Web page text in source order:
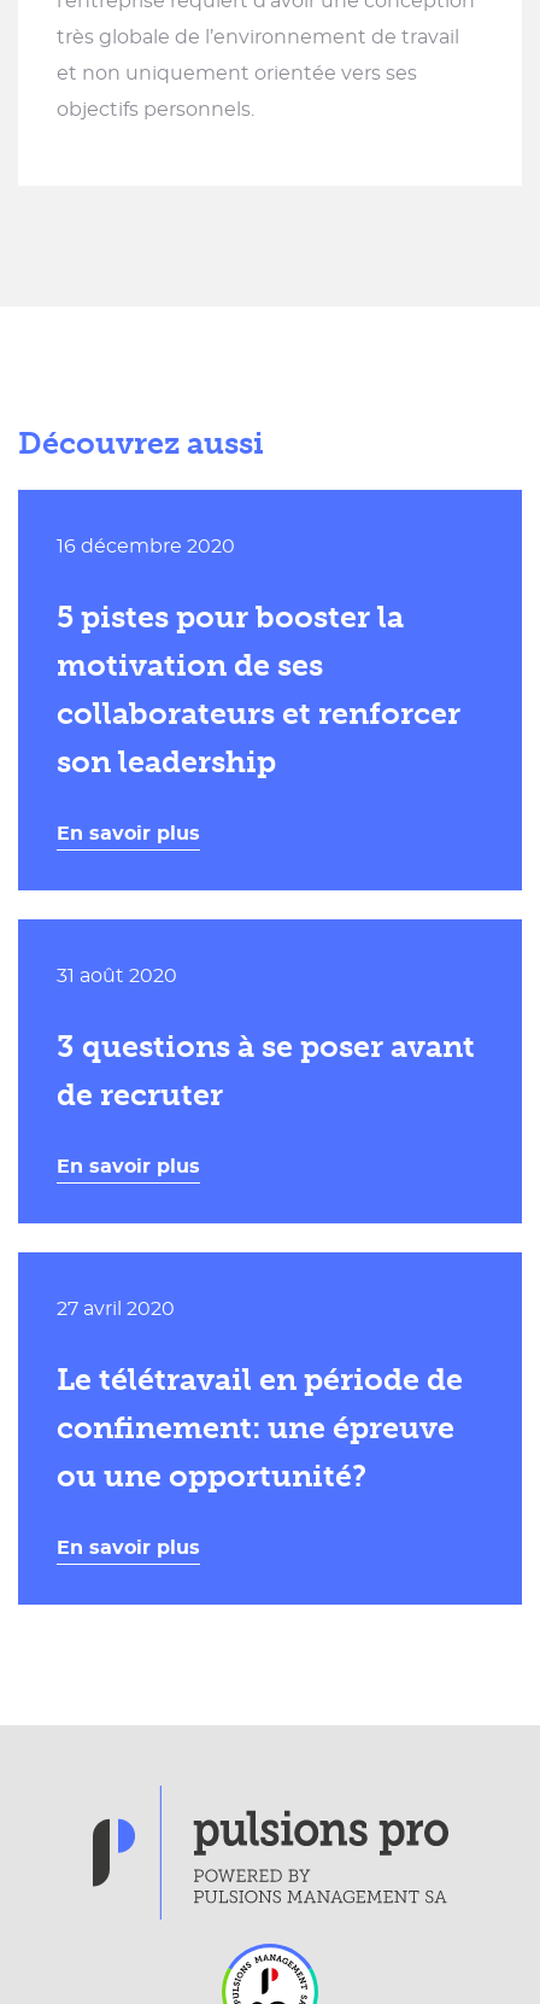
très globale de l’environnement de travail
et non uniquement orientée vers ses
objectifs personnels.
Découvrez aussi
Publié
16 décembre 2020
5 pistes pour booster la
motivation de ses
collaborateurs et renforcer
son leadership
En savoir plus
Publié
31 août 2020
3 questions à se poser avant
de recruter
En savoir plus
Publié
27 avril 2020
Le télétravail en période de
confinement: une épreuve
ou une opportunité?
En savoir plus